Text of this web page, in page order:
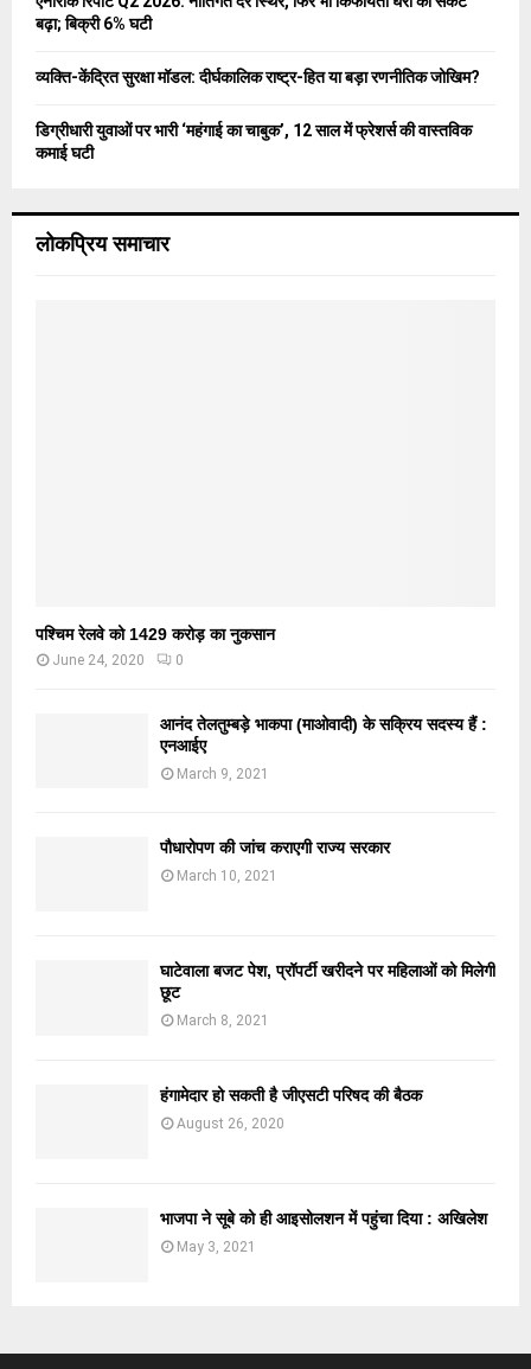
बढ़ा; बिक्री 6% घटी
व्यक्ति-केंद्रित सुरक्षा मॉडल: दीर्घकालिक राष्ट्र-हित या बड़ा रणनीतिक जोखिम?
डिग्रीधारी युवाओं पर भारी ‘महंगाई का चाबुक’, 12 साल में फ्रेशर्स की वास्तविक
कमाई घटी
लोकप्रिय समाचार
पश्चिम रेलवे को 1429 करोड़ का नुकसान
June 24, 2020 0
आनंद तेलतुम्बड़े भाकपा (माओवादी) के सक्रिय सदस्य हैं :
एनआईए
March 9, 2021
पौधारोपण की जांच कराएगी राज्य सरकार
March 10, 2021
घाटेवाला बजट पेश, प्रॉपर्टी खरीदने पर महिलाओं को मिलेगी
छूट
March 8, 2021
हंगामेदार हो सकती है जीएसटी परिषद की बैठक
August 26, 2020
भाजपा ने सूबे को ही आइसोलशन में पहुंचा दिया : अखिलेश
May 3, 2021